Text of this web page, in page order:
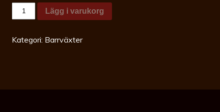
Thuja
occ.
Degroot
125-
150co
Lägg i varukorg
Kategori: Barrväxter